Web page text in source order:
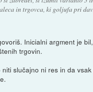
in trgovca, ki goljufa pri
Inicialni argment je
trgovin.
slučajno ni res in da